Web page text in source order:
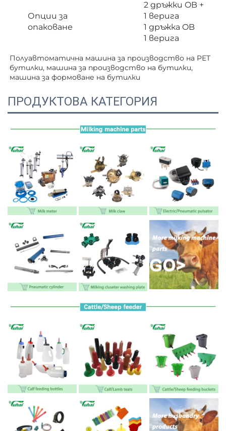
Опции за
опаковане
2 дръжки OB +
1 верига
1 дръжка OB
1 верига
Полуавтоматична машина за производство на PET
бутилки, машина за производство на бутилки,
машина за формоване на бутилки
ПРОДУКТОВА КАТЕГОРИЯ